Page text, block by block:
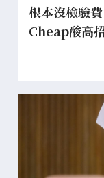
根本沒檢驗
Cheap酸高